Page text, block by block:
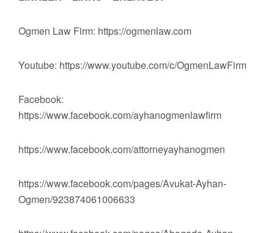
Ogmen Law Firm: https://ogmenlaw.com
Youtube: https://www.youtube.com/c/OgmenLawFirm
Facebook:
https://www.facebook.com/ayhanogmenlawfirm
https://www.facebook.com/attorneyayhanogmen
https://www.facebook.com/pages/Avukat-Ayhan-
Ogmen/923874061006633